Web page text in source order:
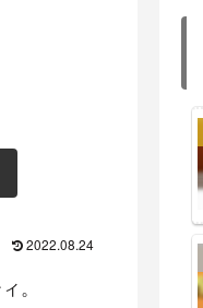
2022.08.24
。